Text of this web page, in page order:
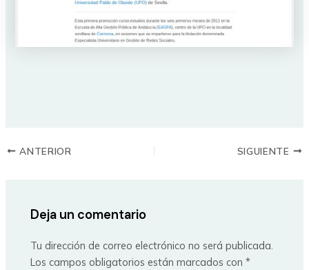
ANTERIOR SIGUIENTE
Deja un comentario
Tu dirección de correo electrónico no será publicada.
Los campos obligatorios están marcados con*